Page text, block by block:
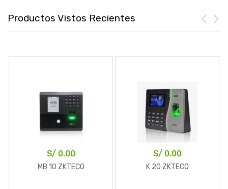
Productos Vistos Recientes
S/ 0.00
MB 10 ZKTECO
S/ 0.00
K 20 ZKTECO